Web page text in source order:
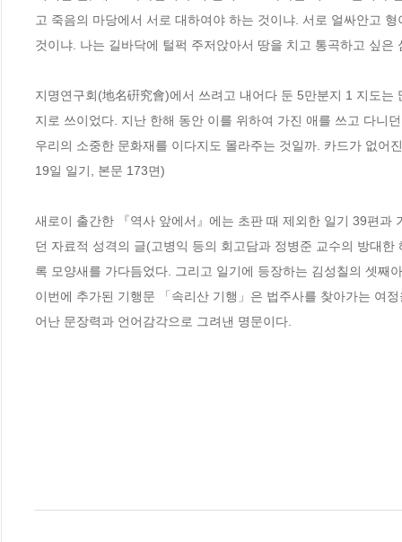
고 죽음의 마당에서 서로 대하여야 하는 것이냐. 서로 얼싸안고
것이냐. 나는 길바닥에 털퍽 주저앉아서 땅을 치고 통곡하고 싶
지명연구회(地名硏究會)에서 쓰려고 내어다 둔 5만분지 1 지도
지로 쓰이었다. 지난 한해 동안 이를 위하여 가진 애를 쓰고 다니
우리의 소중한 문화재를 이다지도 몰라주는 것일까. 카드가 없
19일 일기, 본문 173면)
새로이 출간한 『역사 앞에서』에는 초판 때 제외한 일기 39편
던 자료적 성격의 글(고병익 등의 회고담과 정병준 교수의 방대
록 모양새를 가다듬었다. 그리고 일기에 등장하는 김성칠의 셋
이번에 추가된 기행문 「속리산 기행」은 법주사를 찾아가는 여
어난 문장력과 언어감각으로 그려낸 명문이다.